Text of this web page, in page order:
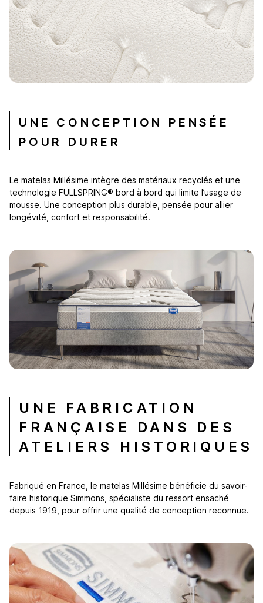
UNE CONCEPTION PENSÉE
POUR DURER
Le matelas Millésime intègre des matériaux recyclés et une
technologie FULLSPRING® bord à bord qui limite l’usage de
mousse. Une conception plus durable, pensée pour allier
longévité, confort et responsabilité.
UNE FABRICATION
FRANÇAISE DANS DES
ATELIERS HISTORIQUES
Fabriqué en France, le matelas Millésime bénéficie du savoir-
faire historique Simmons, spécialiste du ressort ensaché
depuis 1919, pour offrir une qualité de conception reconnue.